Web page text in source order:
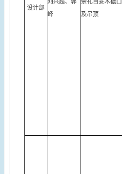
设计部
刘兴超、郭
峰
崇礼百妥木檐口
及吊顶